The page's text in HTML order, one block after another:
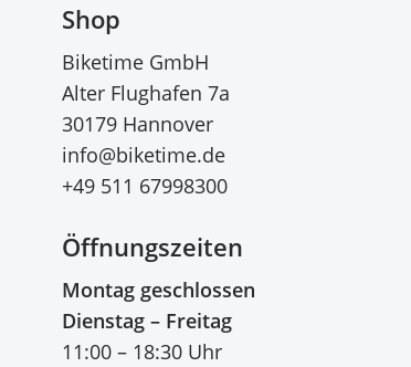
Shop
Biketime GmbH
Alter Flughafen 7a
30179 Hannover
info@biketime.de
+49 511 67998300
Öffnungszeiten
Montag geschlossen
Dienstag – Freitag
11:00 – 18:30 Uhr